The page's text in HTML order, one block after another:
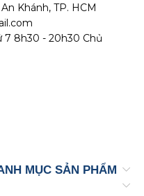
Khánh, TP. HCM
7 8h30 - 20h30 Chủ
MỤC SẢN PHẨM